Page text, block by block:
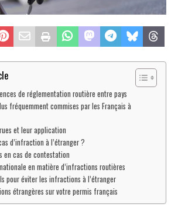
de réglementation routière entre pays
fréquemment commises par les Français à
et leur application
d’infraction à l’étranger ?
en cas de contestation
en matière d’infractions routières
pour éviter les infractions à l’étranger
étrangères sur votre permis français